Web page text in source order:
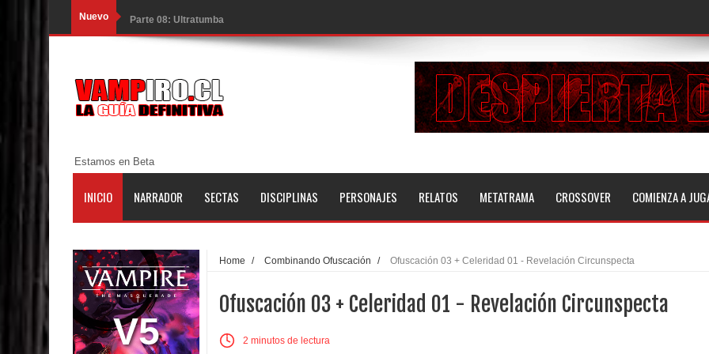
Nuevo Parte 08: Ultratumba
Parte 07: Asuntos que Resolver
Parte 06: El Trato con los Muertos
Parte 05: Sitiados
Parte 01: Escondido a Plena Luz
Parte 02: El Enemigo de mi Enemigo
Parte 06: Coletazos
Parte 05: Los Horrores del Infierno
Estamos en Beta
INICIO NARRADOR SECTAS DISCIPLINAS PERSONAJES RELATOS METATRAMA CROSSOVER COMIENZA A
V5
Home / Combinando Ofuscación / Ofuscación 03 + Celeridad 01 - Revelación Circunspecta
Ofuscación 03 + Celeridad 01 - Revelación Circunspecta
2 minutos de lectura